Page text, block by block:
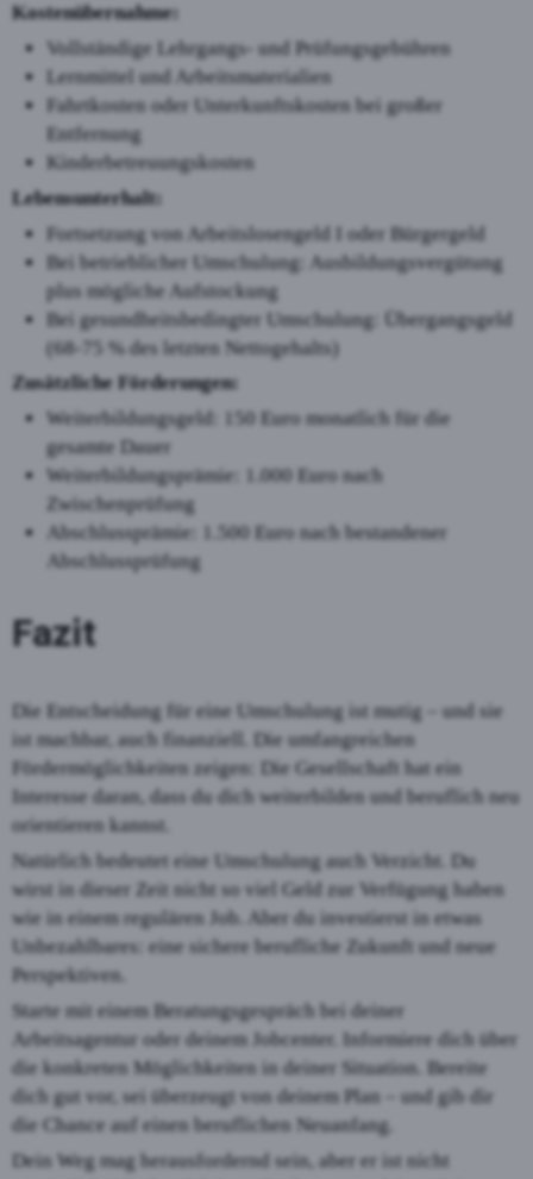
Kostenübernahme:
Vollständige Lehrgangs- und Prüfungsgebühren
Lernmittel und Arbeitsmaterialien
Fahrtkosten oder Unterkunftskosten bei großer
Entfernung
Kinderbetreuungskosten
Lebensunterhalt:
Fortsetzung von Arbeitslosengeld I oder Bürgergeld
Bei betrieblicher Umschulung: Ausbildungsvergütung
plus mögliche Aufstockung
Bei gesundheitsbedingter Umschulung: Übergangsgeld
(68-75 % des letzten Nettogehalts)
Zusätzliche Förderungen:
Weiterbildungsgeld: 150 Euro monatlich für die
gesamte Dauer
Weiterbildungsprämie: 1.000 Euro nach
Zwischenprüfung
Abschlussprämie: 1.500 Euro nach bestandener
Abschlussprüfung
Fazit
Die Entscheidung für eine Umschulung ist mutig – und sie
ist machbar, auch finanziell. Die umfangreichen
Fördermöglichkeiten zeigen: Die Gesellschaft hat ein
Interesse daran, dass du dich weiterbilden und beruflich neu
orientieren kannst.
Natürlich bedeutet eine Umschulung auch Verzicht. Du
wirst in dieser Zeit nicht so viel Geld zur Verfügung haben
wie in einem regulären Job. Aber du investierst in etwas
Unbezahlbares: eine sichere berufliche Zukunft und neue
Perspektiven.
Starte mit einem Beratungsgespräch bei deiner
Arbeitsagentur oder deinem Jobcenter. Informiere dich über
die konkreten Möglichkeiten in deiner Situation. Bereite
dich gut vor, sei überzeugt von deinem Plan – und gib dir
die Chance auf einen beruflichen Neuanfang.
Dein Weg mag herausfordernd sein, aber er ist nicht